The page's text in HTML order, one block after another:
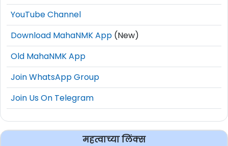
YouTube Channel
Download MahaNMK App (New)
Old MahaNMK App
Join WhatsApp Group
Join Us On Telegram
महत्वाच्या लिंक्स